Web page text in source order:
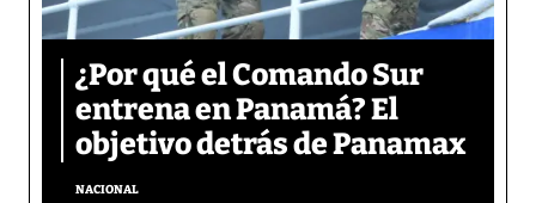
¿Por qué el Comando Sur
entrena en Panamá? El
objetivo detrás de Panamax
NACIONAL